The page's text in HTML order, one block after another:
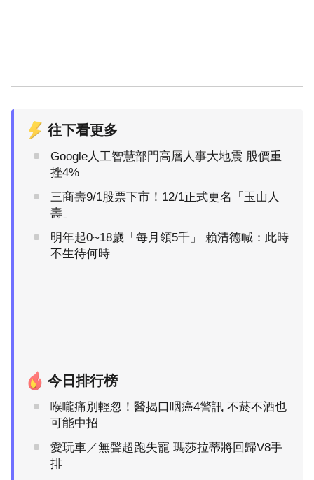
往下看更多
Google人工智慧部門高層人事大地震 股價重
挫4%
三商壽9/1股票下市！12/1正式更名「玉山人
壽」
明年起0~18歲「每月領5千」 賴清德喊：此時
不生待何時
今日排行榜
喉嚨痛別輕忽！醫揭口咽癌4警訊 不菸不酒也
可能中招
愛玩車／無聲超跑失寵 瑪莎拉蒂將回歸V8手
排